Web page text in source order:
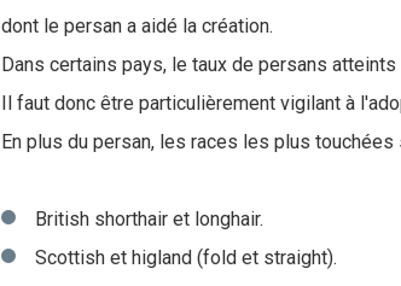
dont le persan a aidé la création.
Dans certains pays, le taux de persans
Il faut donc être particulièrement vigilant à
En plus du persan, les races les plus touchées
British shorthair et longhair.
Scottish et higland (fold et straight).